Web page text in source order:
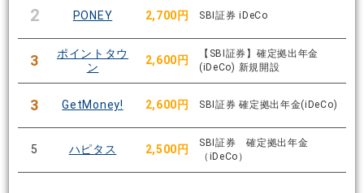
2 PONEY 2,700円 SBI証券 iDeCo
3
ポイントタウ
ン
2,600円
【SBI証券】確定拠出年金
(iDeCo) 新規開設
3 GetMoney! 2,600円 SBI証券 確定拠出年金(iDeCo)
5 ハピタス 2,500円
SBI証券 確定拠出年金
（iDeCo）